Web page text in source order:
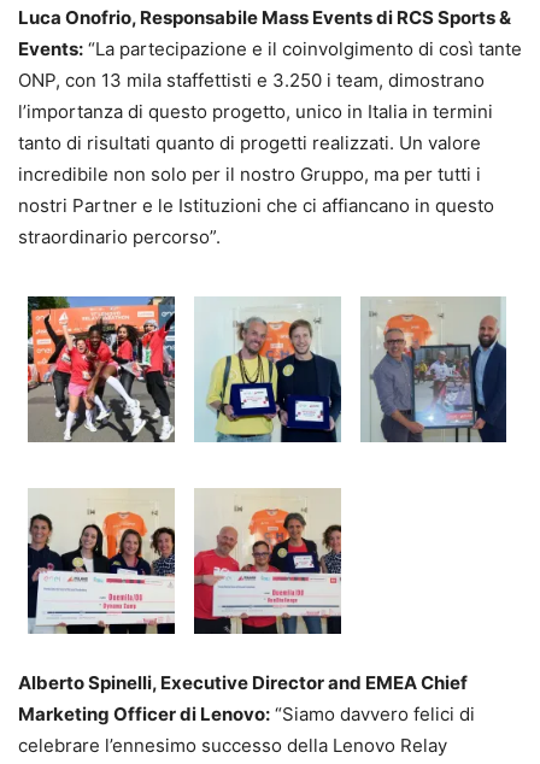
Luca Onofrio, Responsabile Mass Events di RCS Sports &
Events: “La partecipazione e il coinvolgimento di così tante
ONP, con 13 mila staffettisti e 3.250 i team, dimostrano
l’importanza di questo progetto, unico in Italia in termini
tanto di risultati quanto di progetti realizzati. Un valore
incredibile non solo per il nostro Gruppo, ma per tutti i
nostri Partner e le Istituzioni che ci affiancano in questo
straordinario percorso”.
Alberto Spinelli, Executive Director and EMEA Chief
Marketing Officer di Lenovo: “Siamo davvero felici di
celebrare l’ennesimo successo della Lenovo Relay